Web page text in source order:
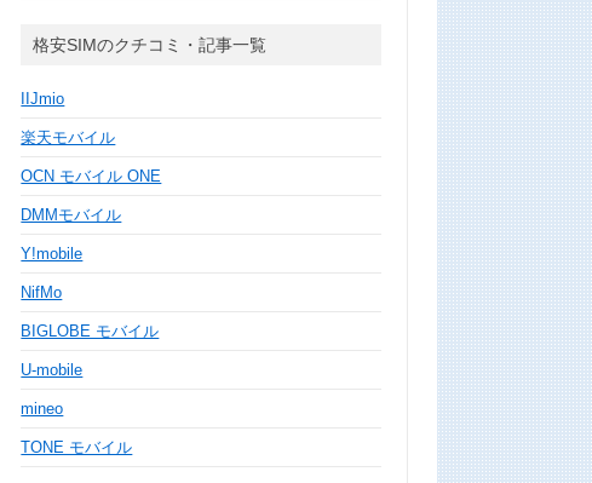
格安SIMのクチコミ・記事一覧
IIJmio
楽天モバイル
OCN モバイル ONE
DMMモバイル
Y!mobile
NifMo
BIGLOBE モバイル
U-mobile
mineo
TONE モバイル